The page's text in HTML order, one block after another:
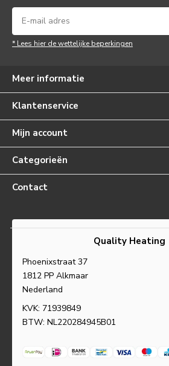
* Lees hier de wettelijke beperkingen
Meer informatie
Klantenservice
Mijn account
Categorieën
Contact
Quality Heating
Phoenixstraat 37
1812 PP Alkmaar
Nederland
KVK: 71939849
BTW: NL220284945B01